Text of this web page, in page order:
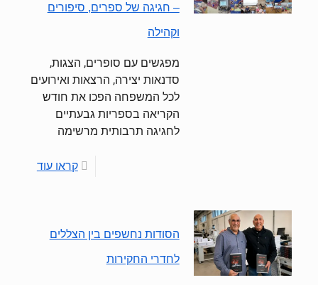
– חגיגה של ספרים, סיפורים
וקהילה
מפגשים עם סופרים, הצגות,
סדנאות יצירה, הרצאות ואירועים
לכל המשפחה הפכו את חודש
הקריאה בספריות גבעתיים
לחגיגה תרבותית מרשימה
קראו עוד
הסודות נחשפים בין הצללים
לחדרי החקירות